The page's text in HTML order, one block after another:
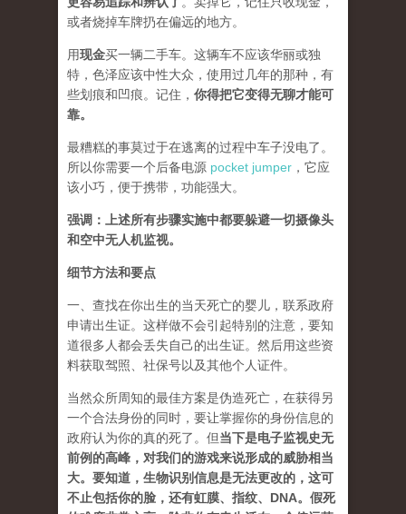
或者烧掉车牌扔在偏远的地方。
用现金买一辆二手车。这辆车不应该华丽或独
特，色泽应该中性大众，使用过几年的那种，有
些划痕和凹痕。记住， 你得把它变得无聊才能可
靠。
最糟糕的事莫过于在逃离的过程中车子没电了。
所以你需要一个后备电源 pocket jumper ，它应
该小巧，便于携带，功能强大。
强调：上述所有步骤实施中都要躲避一切摄像头
和空中无人机监视。
细节方法和要点
一、查找在你出生的当天死亡的婴儿，联系政府
申请出生证。这样做不会引起特别的注意，要知
道很多人都会丢失自己的出生证。然后用这些资
料获取驾照、社保号以及其他个人证件。
当然众所周知的最佳方案是伪造死亡，在获得另
一个合法身份的同时，要让掌握你的身份信息的
政府认为你的真的死了。但当下是电子监视史无
前例的高峰，对我们的游戏来说形成的威胁相当
大。要知道，生物识别信息是无法更改的，这可
不止包括你的脸，还有虹膜、指纹、DNA。假死